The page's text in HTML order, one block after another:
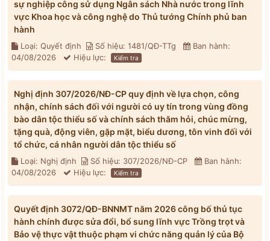
sự nghiệp công sử dụng Ngân sách Nhà nước trong lĩnh
vực Khoa học và công nghệ do Thủ tướng Chính phủ ban
hành
Loại: Quyết định Số hiệu: 1481/QĐ-TTg
Ban hành:
04/08/2026
Hiệu lực: Kiểm tra
Nghị định 307/2026/NĐ-CP quy định về lựa chọn, công
nhận, chính sách đối với người có uy tín trong vùng đồng
bào dân tộc thiểu số và chính sách thăm hỏi, chúc mừng,
tặng quà, động viên, gặp mặt, biểu dương, tôn vinh đối với
tổ chức, cá nhân người dân tộc thiểu số
Loại: Nghị định Số hiệu: 307/2026/NĐ-CP
Ban hành:
04/08/2026
Hiệu lực: Kiểm tra
Quyết định 3072/QĐ-BNNMT năm 2026 công bố thủ tục
hành chính được sửa đổi, bổ sung lĩnh vực Trồng trọt và
Bảo vệ thực vật thuộc phạm vi chức năng quản lý của Bộ